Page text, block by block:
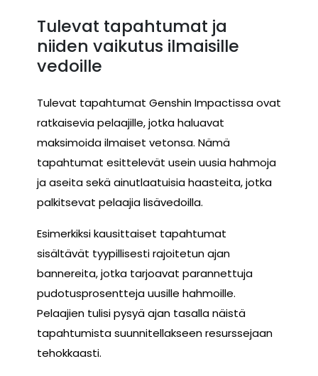
Tulevat tapahtumat ja
niiden vaikutus ilmaisille
vedoille
Tulevat tapahtumat Genshin Impactissa ovat
ratkaisevia pelaajille, jotka haluavat
maksimoida ilmaiset vetonsa. Nämä
tapahtumat esittelevät usein uusia hahmoja
ja aseita sekä ainutlaatuisia haasteita, jotka
palkitsevat pelaajia lisävedoilla.
Esimerkiksi kausittaiset tapahtumat
sisältävät tyypillisesti rajoitetun ajan
bannereita, jotka tarjoavat parannettuja
pudotusprosentteja uusille hahmoille.
Pelaajien tulisi pysyä ajan tasalla näistä
tapahtumista suunnitellakseen resurssejaan
tehokkaasti.